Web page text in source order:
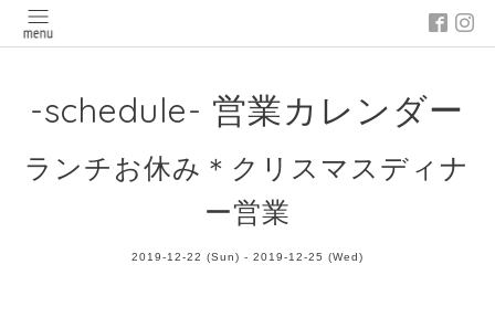
-schedule- 営業カレンダー
ランチお休み＊クリスマスディナ
ー営業
2019-12-22 (Sun) - 2019-12-25 (Wed)